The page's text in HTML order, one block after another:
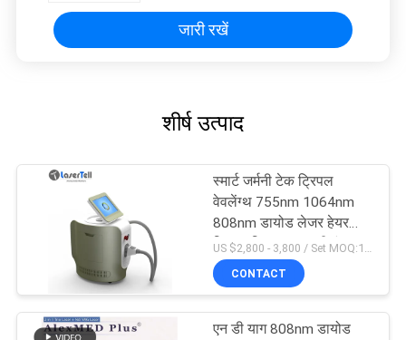
जारी रखें
शीर्ष उत्पाद
स्मार्ट जर्मनी टेक ट्रिपल
वेवलेंग्थ 755nm 1064nm
808nm डायोड लेजर हेयर
रिमूवल सिस्टम लक्जरी रंग
CONTACT
एन डी याग 808nm डायोड